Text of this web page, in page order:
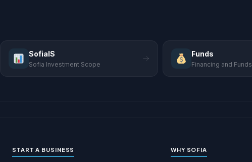
SofiaIS
Sofia Investment Scope
Funds
Financing and Funds
START A BUSINESS WHY SOFIA